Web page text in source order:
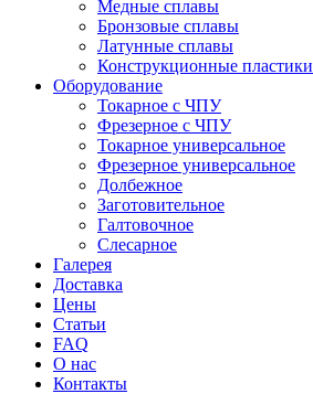
Медные сплавы
Бронзовые сплавы
Латунные сплавы
Конструкционные пластики
Оборудование
Токарное c ЧПУ
Фрезерное c ЧПУ
Токарное универсальное
Фрезерное универсальное
Долбежное
Заготовительное
Галтовочное
Слесарное
Галерея
Доставка
Цены
Статьи
FAQ
О нас
Контакты